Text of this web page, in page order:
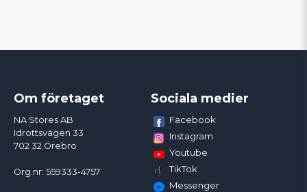
Om företaget
NA Stores AB
Idrottsvägen 33
702 32 Örebro
Org.nr: 559333-4757
Sociala medier
Facebook
Instagram
Youtube
TikTok
Messenger